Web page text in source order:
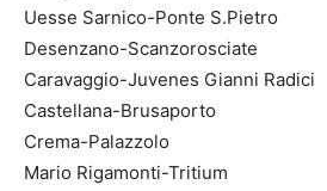
Uesse Sarnico-Ponte S.Pietro
Desenzano-Scanzorosciate
Caravaggio-Juvenes Gianni Radici
Castellana-Brusaporto
Crema-Palazzolo
Mario Rigamonti-Tritium